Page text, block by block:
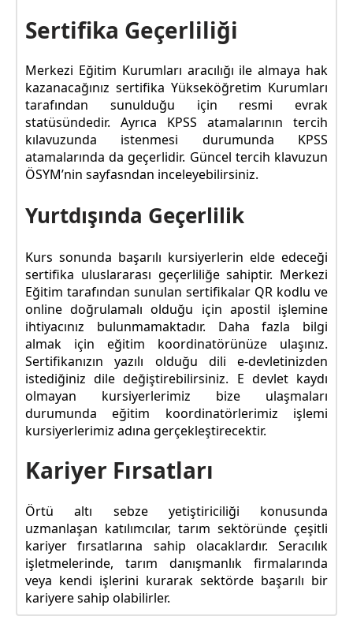
Sertifika Geçerliliği
Merkezi Eğitim Kurumları aracılığı ile almaya hak
kazanacağınız sertifika Yükseköğretim Kurumları
tarafından sunulduğu için resmi evrak
statüsündedir. Ayrıca KPSS atamalarının tercih
kılavuzunda istenmesi durumunda KPSS
atamalarında da geçerlidir. Güncel tercih klavuzun
ÖSYM’nin sayfasndan inceleyebilirsiniz.
Yurtdışında Geçerlilik
Kurs sonunda başarılı kursiyerlerin elde edeceği
sertifika uluslararası geçerliliğe sahiptir. Merkezi
Eğitim tarafından sunulan sertifikalar QR kodlu ve
online doğrulamalı olduğu için apostil işlemine
ihtiyacınız bulunmamaktadır. Daha fazla bilgi
almak için eğitim koordinatörünüze ulaşınız.
Sertifikanızın yazılı olduğu dili e-devletinizden
istediğiniz dile değiştirebilirsiniz. E devlet kaydı
olmayan kursiyerlerimiz bize ulaşmaları
durumunda eğitim koordinatörlerimiz işlemi
kursiyerlerimiz adına gerçekleştirecektir.
Kariyer Fırsatları
Örtü altı sebze yetiştiriciliği konusunda
uzmanlaşan katılımcılar, tarım sektöründe çeşitli
kariyer fırsatlarına sahip olacaklardır. Seracılık
işletmelerinde, tarım danışmanlık firmalarında
veya kendi işlerini kurarak sektörde başarılı bir
kariyere sahip olabilirler.